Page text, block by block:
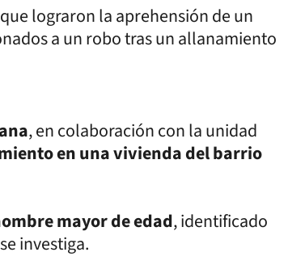
lograron la aprehensión de un
a un robo tras un allanamiento
, en colaboración con la unidad
en una vivienda del barrio
mayor de edad, identificado
investiga.